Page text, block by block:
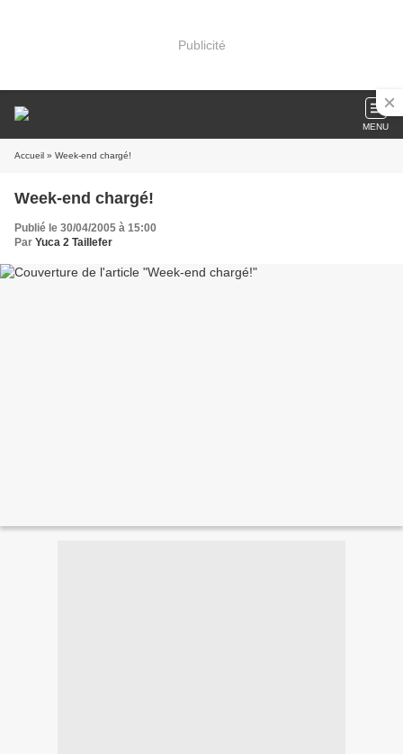
Publicité
MENU
Accueil » Week-end chargé!
Week-end chargé!
Publié le 30/04/2005 à 15:00
Par Yuca 2 Taillefer